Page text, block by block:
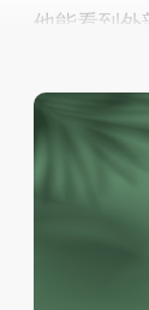
他能看到外